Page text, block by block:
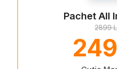
Pachet All
2899